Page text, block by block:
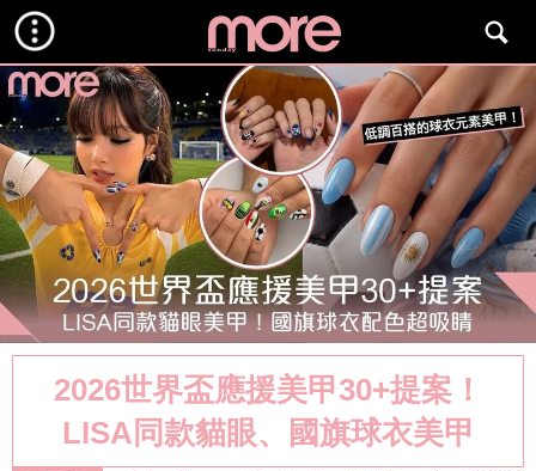
2026世界盃應援美甲30+提案！
LISA同款貓眼、國旗球衣美甲